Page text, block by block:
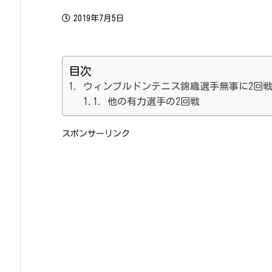
2019年7月5日
目次
ウィンブルドンテニス錦織選手無事に2回
他の有力選手の2回戦
スポンサーリンク